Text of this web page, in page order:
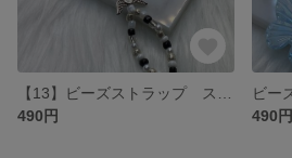
490円
490円